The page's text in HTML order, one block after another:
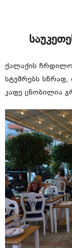
ქალაქის
სტუმრებს სწრაფ,
კაფე ცნობილია